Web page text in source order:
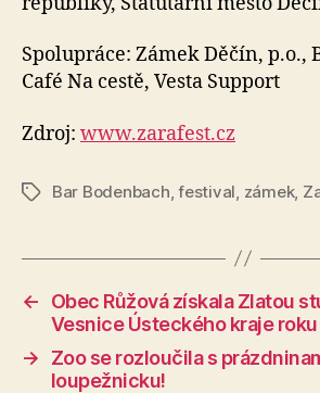
Spolupráce: Zámek Děčín, p.o.,
Café Na cestě, Vesta Support
Zdroj: www.zarafest.cz
ŠtítkyBar Bodenbach,festival, zámek,
←
Obec Růžová získala Zlatou
Vesnice Ústeckého kraje
→
Zoo se rozloučila s
loupežnicku!